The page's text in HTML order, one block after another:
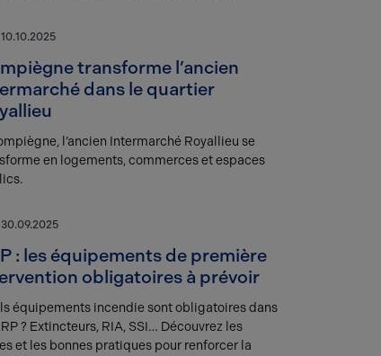
10.10.2025
transforme l’ancien
dans le quartier
l’ancien Intermarché Royallieu se
en logements, commerces et espaces
30.09.2025
: les équipements de première
obligatoires à prévoir
équipements incendie sont obligatoires dans
? Extincteurs, RIA, SSI… Découvrez les
et les bonnes pratiques pour renforcer la